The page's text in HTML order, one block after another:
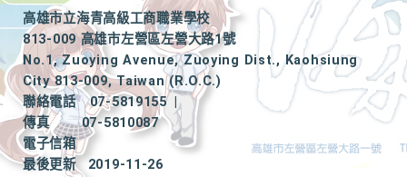
高雄市立海青高級工商職業學校
813-009 高雄市左營區左營大路1號
No.1, Zuoying Avenue, Zuoying Dist., Kaohsiung
City 813-009, Taiwan (R.O.C.)
聯絡電話
07-5819155
|
傳真
07-5810087
電子信箱
最後更新
2019-11-26